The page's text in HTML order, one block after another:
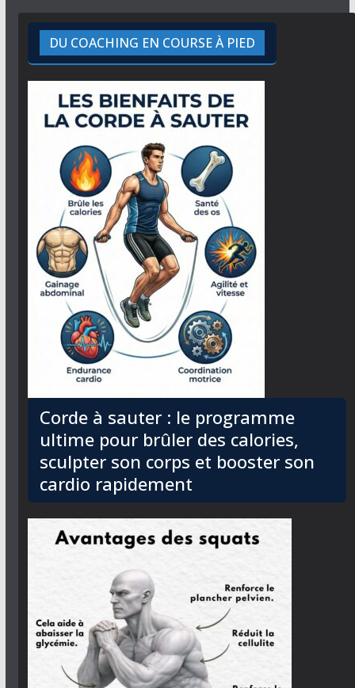
DU COACHING EN COURSE À PIED
Corde à sauter : le programme
ultime pour brûler des calories,
sculpter son corps et booster son
cardio rapidement